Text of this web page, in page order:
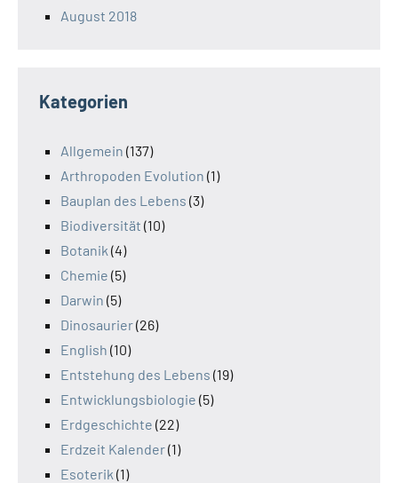
August 2018
Kategorien
Allgemein (137)
Arthropoden Evolution (1)
Bauplan des Lebens (3)
Biodiversität (10)
Botanik (4)
Chemie (5)
Darwin (5)
Dinosaurier(26)
English (10)
Entstehung des Lebens (19)
Entwicklungsbiologie (5)
Erdgeschichte (22)
Erdzeit Kalender(1)
Esoterik (1)